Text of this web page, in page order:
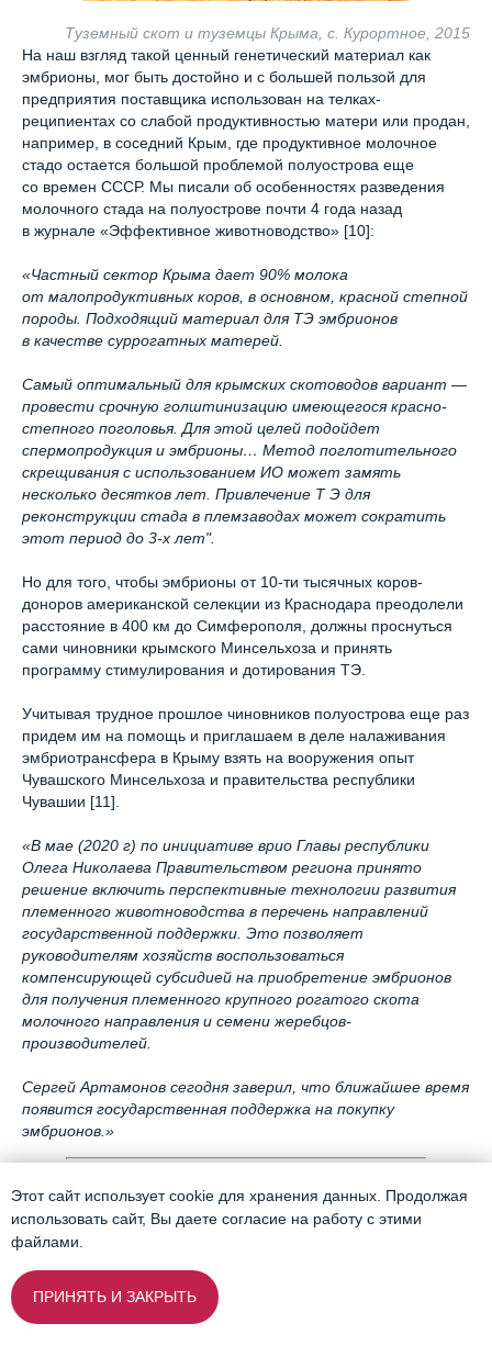
Туземный скот и туземцы Крыма, с. Курортное, 2015
На наш взгляд такой ценный генетический материал как
эмбрионы, мог быть достойно и с большей пользой для
предприятия поставщика использован на телках-
реципиентах со слабой продуктивностью матери или продан,
например, в соседний Крым, где продуктивное молочное
стадо остается большой проблемой полуострова еще
со времен СССР. Мы писали об особенностях разведения
молочного стада на полуострове почти 4 года назад
в журнале «Эффективное животноводство» [10]:
«Частный сектор Крыма дает 90% молока
от малопродуктивных коров, в основном, красной степной
породы. Подходящий материал для ТЭ эмбрионов
в качестве суррогатных матерей.
Самый оптимальный для крымских скотоводов вариант —
провести срочную голштинизацию имеющегося красно-
степного поголовья. Для этой целей подойдет
спермопродукция и эмбрионы… Метод поглотительного
скрещивания с использованием ИО может замять
несколько десятков лет. Привлечение Т Э для
реконструкции стада в племзаводах может сократить
этот период до 3-х лет".
Но для того, чтобы эмбрионы от 10-ти тысячных коров-
доноров американской селекции из Краснодара преодолели
расстояние в 400 км до Симферополя, должны проснуться
сами чиновники крымского Минсельхоза и принять
программу стимулирования и дотирования ТЭ.
Учитывая трудное прошлое чиновников полуострова еще раз
придем им на помощь и приглашаем в деле налаживания
эмбриотрансфера в Крыму взять на вооружения опыт
Чувашского Минсельхоза и правительства республики
Чувашии [11].
«В мае (2020 г) по инициативе врио Главы республики
Олега Николаева Правительством региона принято
решение включить перспективные технологии развития
племенного животноводства в перечень направлений
государственной поддержки. Это позволяет
руководителям хозяйств воспользоваться
компенсирующей субсидией на приобретение эмбрионов
для получения племенного крупного рогатого скота
молочного направления и семени жеребцов-
производителей.
Сергей Артамонов сегодня заверил, что ближайшее время
появится государственная поддержка на покупку
эмбрионов.»
Автор: Виктор Мадисон , кандидат биологических наук
Полную версию статьи
можно прочитать на сайте ©
DairyNews.today
Этот сайт использует cookie для хранения данных. Продолжая
использовать сайт, Вы даете согласие на работу с этими
файлами.
ПРИНЯТЬ И ЗАКРЫТЬ